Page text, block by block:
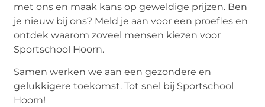
met ons en maak kans op geweldige prijzen. Ben
je nieuw bij ons? Meld je aan voor een proefles en
ontdek waarom zoveel mensen kiezen voor
Sportschool Hoorn.
Samen werken we aan een gezondere en
gelukkigere toekomst. Tot snel bij Sportschool
Hoorn!